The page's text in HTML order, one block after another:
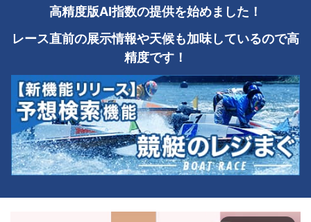
高精度版AI指数の提供を始めました！
レース直前の展示情報や天候も加味しているので高
精度です！